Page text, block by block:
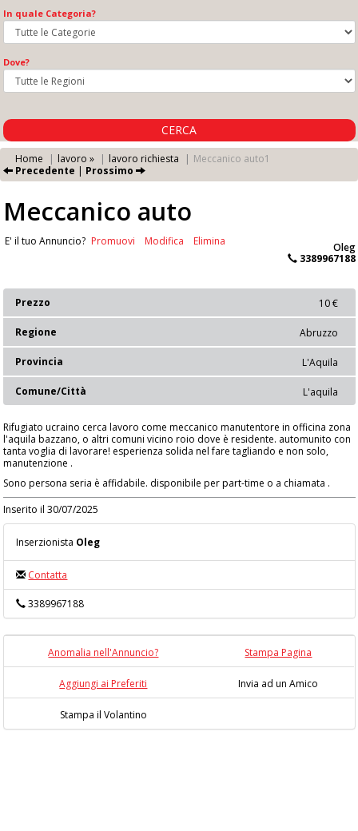
In quale Categoria?
Dove?
CERCA
Home lavoro » lavoro richiesta
Meccanico auto1
Precedente | Prossimo
Meccanico auto
Oleg
3389967188
E' il tuo Annuncio? Promuovi Modifica Elimina
10 €
Prezzo
Abruzzo
Regione
L'Aquila
Provincia
L'aquila
Comune/Città
Rifugiato ucraino cerca lavoro come meccanico manutentore in officina zona
l'aquila bazzano, o altri comuni vicino roio dove è residente. automunito con
tanta voglia di lavorare! esperienza solida nel fare tagliando e non solo,
manutenzione .
Sono persona seria è affidabile. disponibile per part-time o a chiamata .
Inserito il 30/07/2025
Inserzionista Oleg
Contatta
3389967188
Anomalia nell'Annuncio? Stampa Pagina
Aggiungi ai Preferiti Invia ad un Amico
Stampa il Volantino